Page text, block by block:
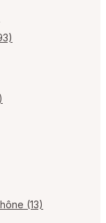
(13)